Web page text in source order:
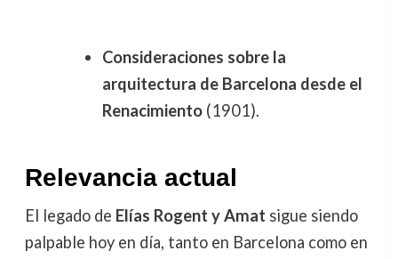
Consideraciones sobre la
arquitectura de Barcelona desde el
Renacimiento(1901).
Relevancia actual
El legado de Elías Rogent y Amat sigue siendo
palpable hoy en día, tanto en Barcelona como en